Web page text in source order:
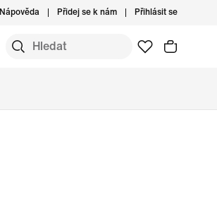
Nápověda Přidej se k nám Přihlásit se